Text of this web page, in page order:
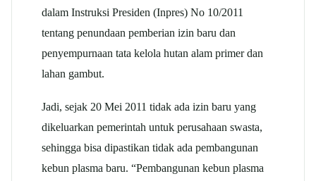
dalam Instruksi Presiden (Inpres) No 10/2011
tentang penundaan pemberian izin baru dan
penyempurnaan tata kelola hutan alam primer dan
lahan gambut.
Jadi, sejak 20 Mei 2011 tidak ada izin baru yang
dikeluarkan pemerintah untuk perusahaan swasta,
sehingga bisa dipastikan tidak ada pembangunan
kebun plasma baru. “Pembangunan kebun plasma